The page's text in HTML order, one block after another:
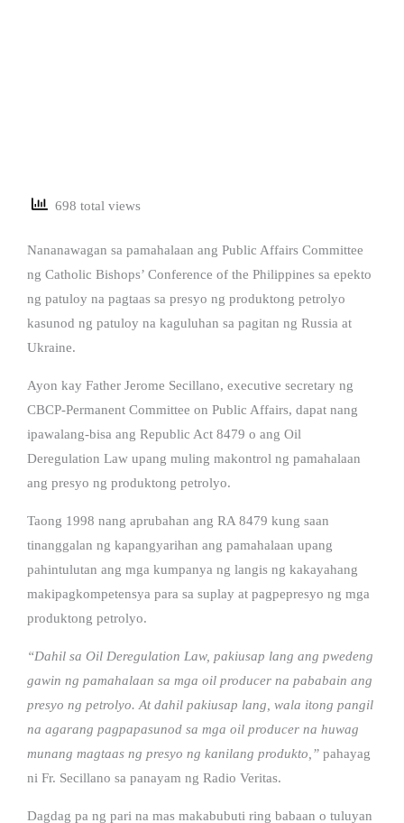
698 total views
Nananawagan sa pamahalaan ang Public Affairs Committee
ng Catholic Bishops’ Conference of the Philippines sa epekto
ng patuloy na pagtaas sa presyo ng produktong petrolyo
kasunod ng patuloy na kaguluhan sa pagitan ng Russia at
Ukraine.
Ayon kay Father Jerome Secillano, executive secretary ng
CBCP-Permanent Committee on Public Affairs, dapat nang
ipawalang-bisa ang Republic Act 8479 o ang Oil
Deregulation Law upang muling makontrol ng pamahalaan
ang presyo ng produktong petrolyo.
Taong 1998 nang aprubahan ang RA 8479 kung saan
tinanggalan ng kapangyarihan ang pamahalaan upang
pahintulutan ang mga kumpanya ng langis ng kakayahang
makipagkompetensya para sa suplay at pagpepresyo ng mga
produktong petrolyo.
“Dahil sa Oil Deregulation Law, pakiusap lang ang pwedeng
gawin ng pamahalaan sa mga oil producer na pababain ang
presyo ng petrolyo. At dahil pakiusap lang, wala itong pangil
na agarang pagpapasunod sa mga oil producer na huwag
munang magtaas ng presyo ng kanilang produkto,” pahayag
ni Fr. Secillano sa panayam ng Radio Veritas.
Dagdag pa ng pari na mas makabubuti ring babaan o tuluyan